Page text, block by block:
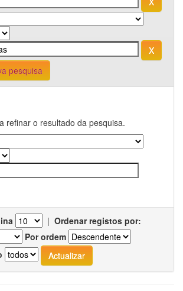
pesquisa
refinar o resultado da pesquisa.
| Ordenar registos por:
Por ordem